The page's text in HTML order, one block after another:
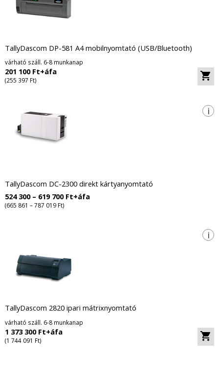
TallyDascom DP-581 A4 mobilnyomtató (USB/Bluetooth)
várható száll. 6-8 munkanap
201 100 Ft+áfa
(255 397 Ft)
i
TallyDascom DC-2300 direkt kártyanyomtató
524 300 – 619 700 Ft+áfa
(665 861 – 787 019 Ft)
i
TallyDascom 2820 ipari mátrixnyomtató
várható száll. 6-8 munkanap
1 373 300 Ft+áfa
(1 744 091 Ft)